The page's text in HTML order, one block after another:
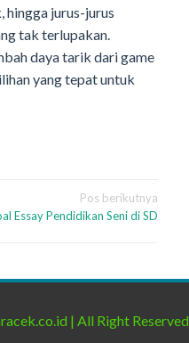
hingga jurus-jurus
tak terlupakan.
daya tarik dari game
yang tepat untuk
Pos berikutnya
Essay Pendidikan Seni di SD
| All Right Reserved